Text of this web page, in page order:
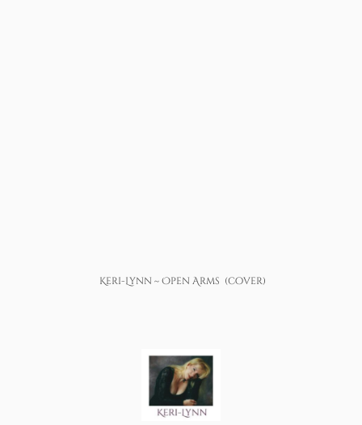
Keri-Lynn ~ Open Arms (cover)